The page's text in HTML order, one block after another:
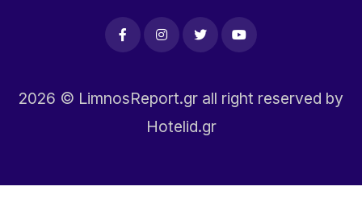
2026 © LimnosReport.gr all right reserved by
Hotelid.gr